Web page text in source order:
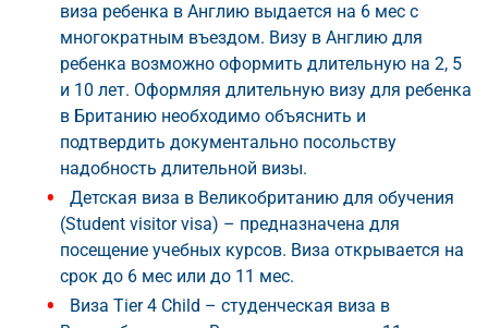
виза ребенка в Англию выдается на 6 мес с
многократным въездом. Визу в Англию для
ребенка возможно оформить длительную на 2, 5
и 10 лет. Оформляя длительную визу для ребенка
в Британию необходимо объяснить и
подтвердить документально посольству
надобность длительной визы.
Детская виза в Великобританию для обучения
(Student visitor visa) – предназначена для
посещение учебных курсов. Виза открывается на
срок до 6 мес или до 11 мес.
Виза Tier 4 Child – студенческая виза в